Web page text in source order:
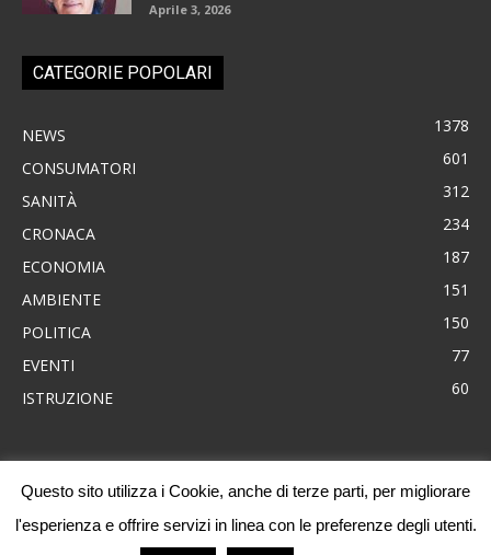
Aprile 3, 2026
CATEGORIE POPOLARI
NEWS 1378
CONSUMATORI 601
SANITÀ 312
CRONACA 234
ECONOMIA 187
AMBIENTE 151
POLITICA 150
EVENTI 77
ISTRUZIONE 60
News Consumatori Ambiente Cronaca Economia
Eventi
Politica
Sanità Progetti
Questo sito utilizza i Cookie, anche di terze parti, per migliorare
l'esperienza e offrire servizi in linea con le preferenze degli utenti.